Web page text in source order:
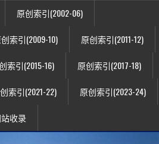
原创索引(2002-06)
索引(2009-10) 原创索引(2011-12)
索引(2015-16) 原创索引(2017-18)
索引(2021-22) 原创索引(2023-24)
收录